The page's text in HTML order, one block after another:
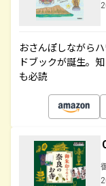
おさんぽしながら
ドブックが誕生。
も必読